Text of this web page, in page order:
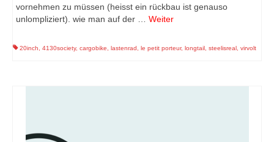
vornehmen zu müssen (heisst ein rückbau ist genauso
unlompliziert). wie man auf der … Weiter
20inch 4130society, cargobike lastenrad le petit porteur, longtail steelisreal virvolt